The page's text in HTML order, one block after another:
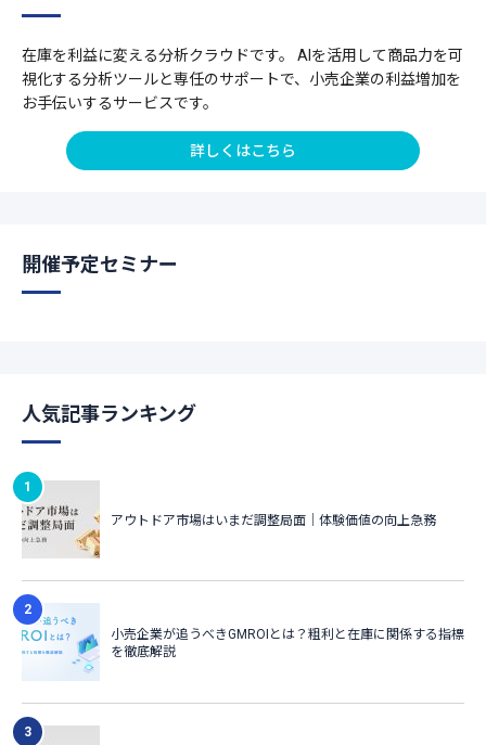
在庫を利益に変える分析クラウドです。 AIを活用して商品力を可
視化する分析ツールと専任のサポートで、小売企業の利益増加を
お手伝いするサービスです。
詳しくはこちら
開催予定セミナー
人気記事ランキング